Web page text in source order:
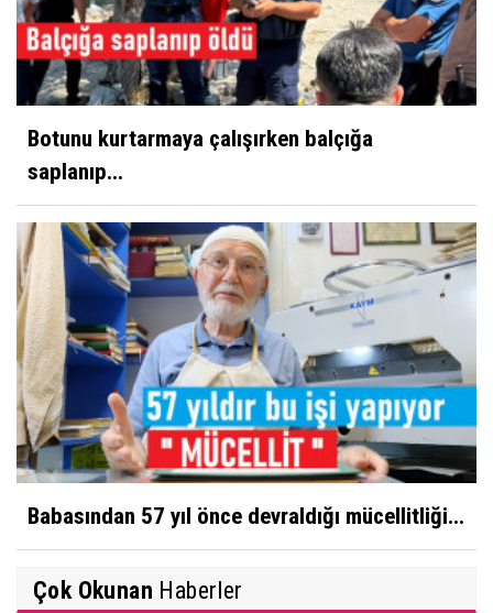
Botunu kurtarmaya çalışırken balçığa
saplanıp...
Babasından 57 yıl önce devraldığı mücellitliği...
Çok Okunan Haberler